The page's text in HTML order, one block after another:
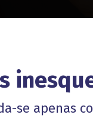
se apenas